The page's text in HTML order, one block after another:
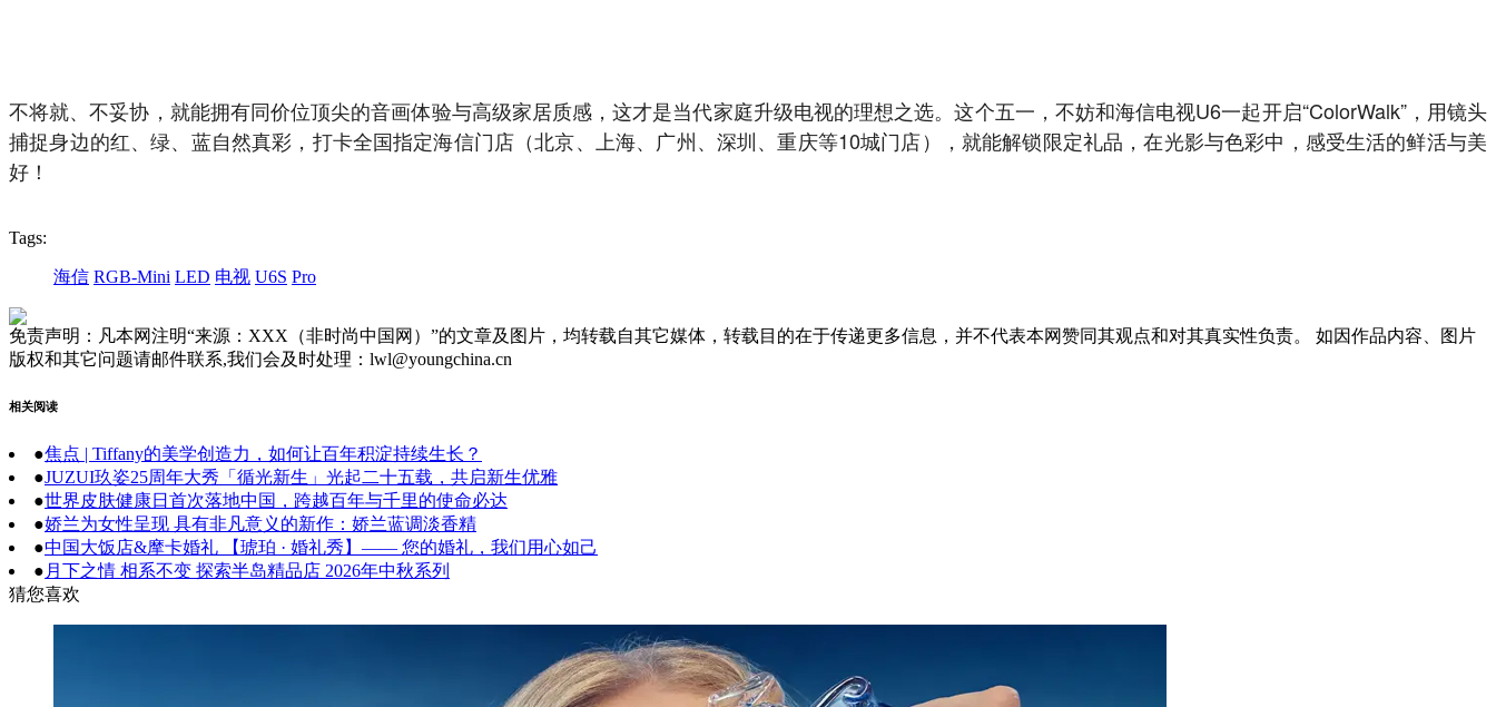
不将就、不妥协，就能拥有同价位顶尖的音画体验与高级家居质感，这才是当代家庭升级电视的理想之选。这个五一，不妨和海信电视U6一起开启“ColorWalk”，用镜头
捕捉身边的红、绿、蓝自然真彩，打卡全国指定海信门店（北京、上海、广州、深圳、重庆等10城门店），就能解锁限定礼品，在光影与色彩中，感受生活的鲜活与美
好！
Tags:
海信 RGB-Mini LED 电视 U6S Pro
免责声明：凡本网注明“来源：XXX（非时尚中国网）”的文章及图片，均转载自其它媒体，转载目的在于传递更多信息，并不代表本网赞同其观点和对其真实性负责。 如因作品内容、图片
版权和其它问题请邮件联系,我们会及时处理：lwl@youngchina.cn
相关阅读
●焦点 | Tiffany的美学创造力，如何让百年积淀持续生长？
●JUZUI玖姿25周年大秀「循光新生」光起二十五载，共启新生优雅
●世界皮肤健康日首次落地中国，跨越百年与千里的使命必达
●娇兰为女性呈现 具有非凡意义的新作：娇兰蓝调淡香精
●中国大饭店&摩卡婚礼 【琥珀 · 婚礼秀】—— 您的婚礼，我们用心如己
● 月下之情 相系不变 探索半岛精品店 2026年中秋系列
猜您喜欢